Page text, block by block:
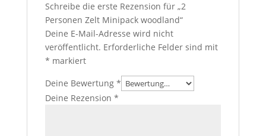
Schreibe die erste Rezension für „2
Personen Zelt Minipack woodland“
Deine E-Mail-Adresse wird nicht
veröffentlicht. Erforderliche Felder sind mit
* markiert
Deine Bewertung *
Deine Rezension *